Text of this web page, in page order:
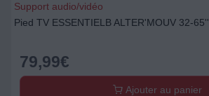
Support audio/vidéo
Pied TV ESSENTIELB ALTER'MOUV 32-65''
79,99€
Ajouter au panier